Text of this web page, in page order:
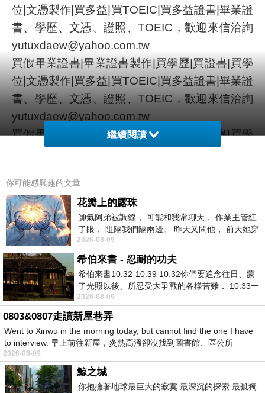
位|文憑製作|買多益|買TOEIC|買多益證書|畢業證
書、學歷、文憑、證照、TOEIC，歡迎來信洽詢
yutuxdaew@yahoo.com.tw
買假畢業證書|畢業證書製作|買學歷|買證書|買學
位|文憑製作|買多益|買TOEIC|買多益證書|畢業證
書、學歷、文憑、證照、TOEIC，歡迎來信洽詢
yutuxdaew@yahoo.com.tw
買假畢業證書|畢業證書製作|買學歷|買證書|買學
yutuxdaew@yahoo.com.tw
買假畢業證書|畢業證書製作|買學歷|買證書|買學
位|文憑製作|買多益|買TOEIC|買多益證書|畢業證
書、學歷、文憑、證照、TOEIC，歡迎來信洽詢
yutuxdaew@yahoo.com.tw
買假畢業證書|畢業證書製作|買學歷|買證書|買學
位|文憑製作|買多益|買TOEIC|買多益證書|畢業證
書、學歷、文憑、證照、TOEIC，歡迎來信洽詢
yutuxdaew@yahoo.com.tw
普發一萬 普發1萬普發一萬 普發1萬普發一萬 普
發1萬普發一萬 普發1萬普發一萬 普發1萬普發一
繼續閱讀
你可能感興趣的文章
花瓣上的露珠
帥氣阿弟被調線， 可能和我常聊天， 作業主管紅
了眼， 阻隔我們隔兩邊。 昨天又問他， 前天她穿
什麼顏色衣服， 不經
2026-08-09
希伯來書 - 忍耐的功夫
希伯來書10:32-10:39 10:32你們要追念往日、蒙
了光照以後、所忍受大爭戰的各樣苦難． 10:33一
面被毀謗、遭患難、成了戲景、叫眾人
2026-08-09
0803&0807走讀新屋巷弄
Went to Xinwu in the morning today, but cannot find the one I have
to interview. 早上前往新屋，炎熱高溫卻沒找到圖書館、區公所
2026-08-09
鯨之城
你抱擁著地球最巨大的寂寞 最深沉的探索 最孤獨